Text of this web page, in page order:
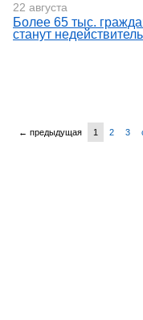
22 августа
Более 65 тыс.
станут
← предыдущая 1 2 3